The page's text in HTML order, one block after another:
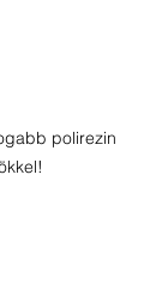
polirezin